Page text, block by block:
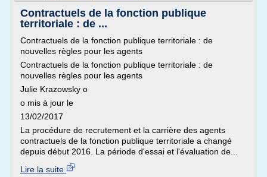
Contractuels de la fonction publique
territoriale : de ...
Contractuels de la fonction publique territoriale : de
nouvelles règles pour les agents
Contractuels de la fonction publique territoriale : de
nouvelles règles pour les agents
Julie Krazowsky o
o mis à jour le
13/02/2017
La procédure de recrutement et la carrière des agents
contractuels de la fonction publique territoriale a changé
depuis début 2016. La période d'essai et l'évaluation de...
Lire la suite